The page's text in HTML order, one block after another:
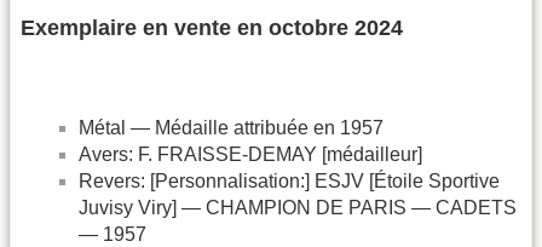
Exemplaire en vente en octobre 2024
Métal — Médaille attribuée en 1957
Avers: F. FRAISSE-DEMAY [médailleur]
Revers: [Personnalisation:] ESJV [Étoile Sportive
Juvisy Viry] — CHAMPION DE PARIS — CADETS
— 1957